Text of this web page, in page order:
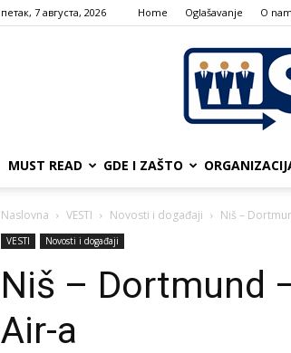
петак, 7 августа, 2026 Home Oglašavanje О
MUST READ GDE I ZAŠTO
Naslovna VESTI Novosti i događaji Niš –
VESTI Novosti i događaji
Niš – Dortmund
Air-a